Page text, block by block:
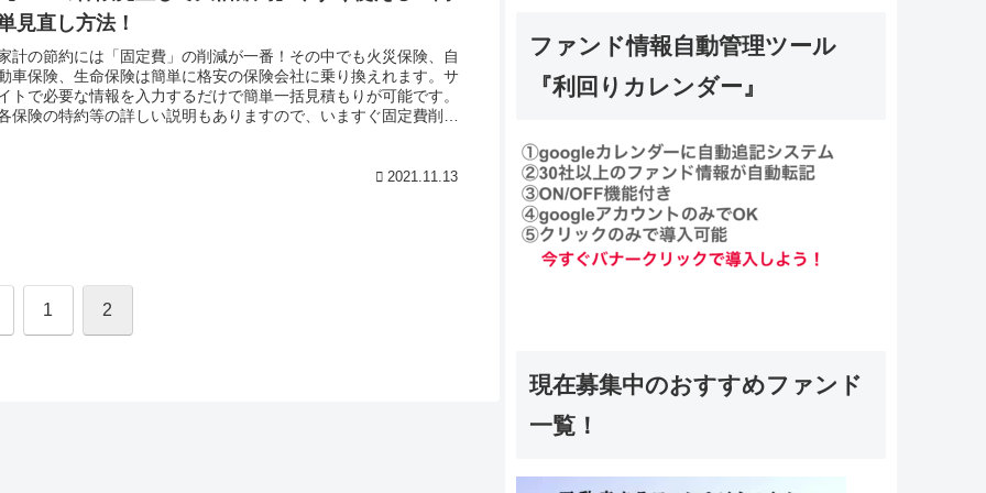
見直し方法！
計の節約には「固定費」の削減が一番！その中でも火災保険、自
車保険、生命保険は簡単に格安の保険会社に乗り換えれます。サ
トで必要な情報を入力するだけで簡単一括見積もりが可能です。
保険の特約等の詳しい説明もありますので、いますぐ固定費削減
2021.11.13
1 2
ファンド情報自動管理ツール
『利回りカレンダー』
現在募集中のおすすめファンド
一覧！